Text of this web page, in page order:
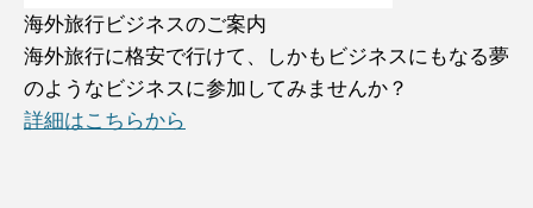
海外旅行ビジネスのご案内
海外旅行に格安で行けて、しかもビジネスにもなる夢
のようなビジネスに参加してみませんか？
詳細はこちらから